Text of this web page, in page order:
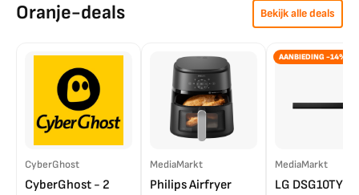
Oranje-deals Bekijk alle deals
CyberGhost
CyberGhost - 2
MediaMarkt
Philips Airfryer
AANBIEDING -14%
MediaMarkt
LG DSG10TY